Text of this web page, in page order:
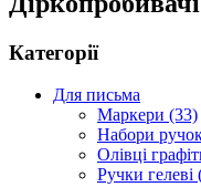
Категорії
Для письма
Маркери (33)
Набори
Олівці
Ручки гелеві